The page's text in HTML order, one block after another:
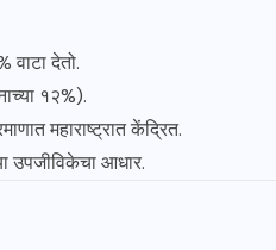
वाटा देतो.
१२%).
महाराष्ट्रात केंद्रित.
उपजीविकेचा आधार.